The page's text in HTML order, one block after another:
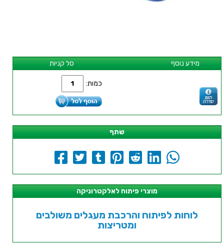
סל קניות מידע נוסף
כמות:
שתף
מוצרי פיתוח לאלקטרוניקה
לוחות לפיתוח והרכבת מעגלים משולבים
ומטריצות